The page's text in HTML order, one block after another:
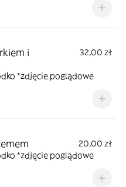
i
32,00 zł
*zdjęcie poglądowe
20,00 zł
Naleśnik na słodko *zdjęcie poglądowe